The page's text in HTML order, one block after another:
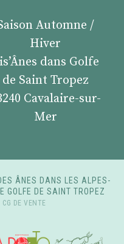
Automne /
Hiver
dans Golfe
de Saint Tropez
Cavalaire-sur-
Mer
ÂNES DANS LES ALPES-
GOLFE DE SAINT TROPEZ
CG DE VENTE